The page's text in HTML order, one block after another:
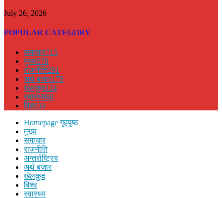
July 26, 2026
POPULAR CATEGORY
समाचार715
मुख्य578
राजनीति291
अर्थ बजार175
खेलकुद124
स्वास्थ्य60
विश्व59
Homepage गृहपृष्ठ
मुख्य
समाचार
राजनीति
अन्तर्राष्ट्रिय
अर्थ बजार
खेलकुद
विश्व
स्वास्थ्य